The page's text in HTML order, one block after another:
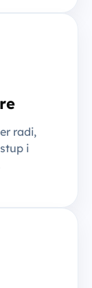
radi,
i